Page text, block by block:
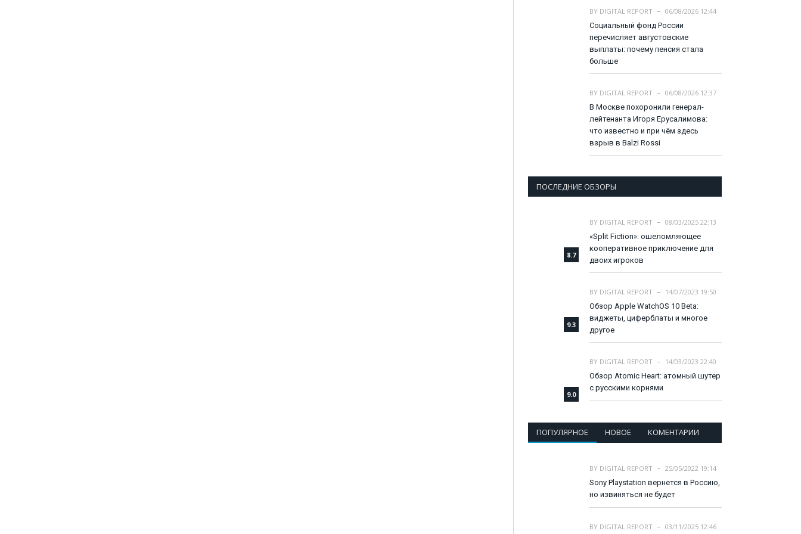
BY DIGITAL REPORT
06/08/2026 12:44
Социальный фонд России
перечисляет августовские
выплаты: почему пенсия стала
больше
BY DIGITAL REPORT
06/08/2026 12:37
В Москве похоронили генерал-
лейтенанта Игоря Ерусалимова:
что известно и при чём здесь
взрыв в Balzi Rossi
ПОСЛЕДНИЕ ОБЗОРЫ
8.7
BY DIGITAL REPORT
08/03/2025 22:13
«Split Fiction»: ошеломляющее
кооперативное приключение для
двоих игроков
9.3
BY DIGITAL REPORT
14/07/2023 19:50
Обзор Apple WatchOS 10 Beta:
виджеты, циферблаты и многое
другое
9.0
BY DIGITAL REPORT
14/03/2023 22:40
Обзор Atomic Heart: атомный шутер
с русскими корнями
ПОПУЛЯРНОЕ НОВОЕ КОМЕНТАРИИ
BY DIGITAL REPORT
25/05/2022 19:14
Sony Playstation вернется в Россию,
но извиняться не будет
BY DIGITAL REPORT
03/11/2025 12:46